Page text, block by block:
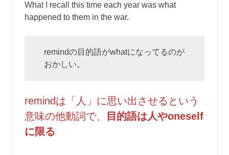
What I recall this time each year was what
happened to them in the war.
remindの目的語がwhatになってるのが
おかしい。
remindは「人」に思い出させるという
意味の他動詞で、
目的語は人やoneself
に限る